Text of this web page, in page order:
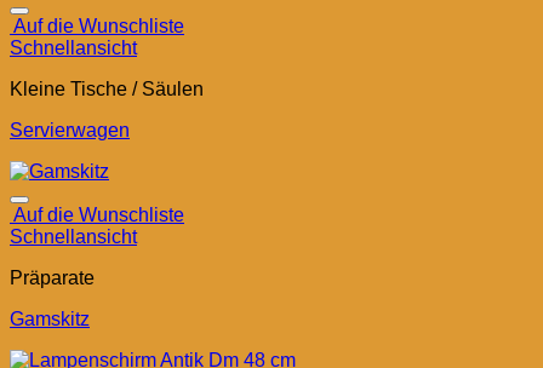
Auf die Wunschliste
Schnellansicht
Kleine Tische / Säulen
Servierwagen
Auf die Wunschliste
Schnellansicht
Präparate
Gamskitz